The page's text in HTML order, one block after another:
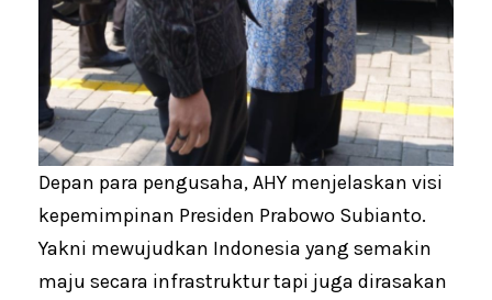
Depan para pengusaha, AHY menjelaskan visi
kepemimpinan Presiden Prabowo Subianto.
Yakni mewujudkan Indonesia yang semakin
maju secara infrastruktur tapi juga dirasakan